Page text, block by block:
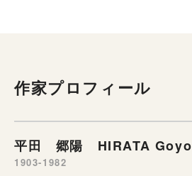
作家プロフィール
平田 郷陽 HIRATA Goyo
1903-1982